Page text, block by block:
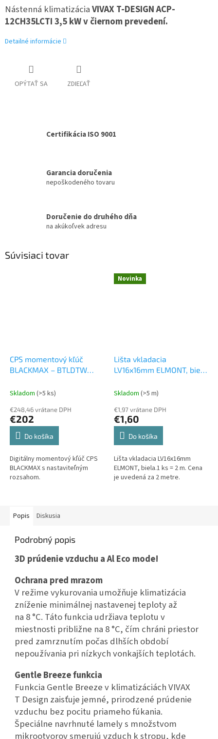
Nástenná klimatizáciaVIVAX T-DESIGN ACP-
12CH35LCTI 3,5 kW v čiernom prevedení.
Detailné informácie
OPÝTAŤ SA ZDIEĽAŤ
Certifikácia ISO 9001
Garancia doručenia
nepoškodeného tovaru
Doručenie do druhého dňa
na akúkoľvek adresu
Súvisiaci tovar
CPS momentový kľúč
BLACKMAX – BTLDTW
Skladom (>5 ks)
€248,46 vrátane DPH
€202
Do košíka
Digitálny momentový kľúč CPS
BLACKMAX s nastaviteľným
rozsahom.
Novinka
Lišta vkladacia
LV16x16mm ELMONT, biela
Skladom (>5 m)
€1,97 vrátane DPH
€1,60
Do košíka
Lišta vkladacia LV16x16mm
ELMONT, biela.1 ks = 2 m. Cena
je uvedená za 2 metre.
Popis Diskusia
Podrobný popis
3D prúdenie vzduchu a Al Eco mode!
Ochrana pred mrazom
V režime vykurovania umožňuje klimatizácia
zníženie minimálnej nastavenej teploty až
na 8 °C. Táto funkcia udržiava teplotu v
miestnosti približne na 8 °C, čím chráni priestor
pred zamrznutím počas dlhších období
nepoužívania pri nízkych vonkajších teplotách.
Gentle Breeze funkcia
Funkcia Gentle Breeze v klimatizáciách VIVAX
T Design zaisťuje jemné, prirodzené prúdenie
vzduchu bez pocitu priameho fúkania.
Špeciálne navrhnuté lamely s množstvom
mikrootvorov smerujú vzduch k stropu, kde